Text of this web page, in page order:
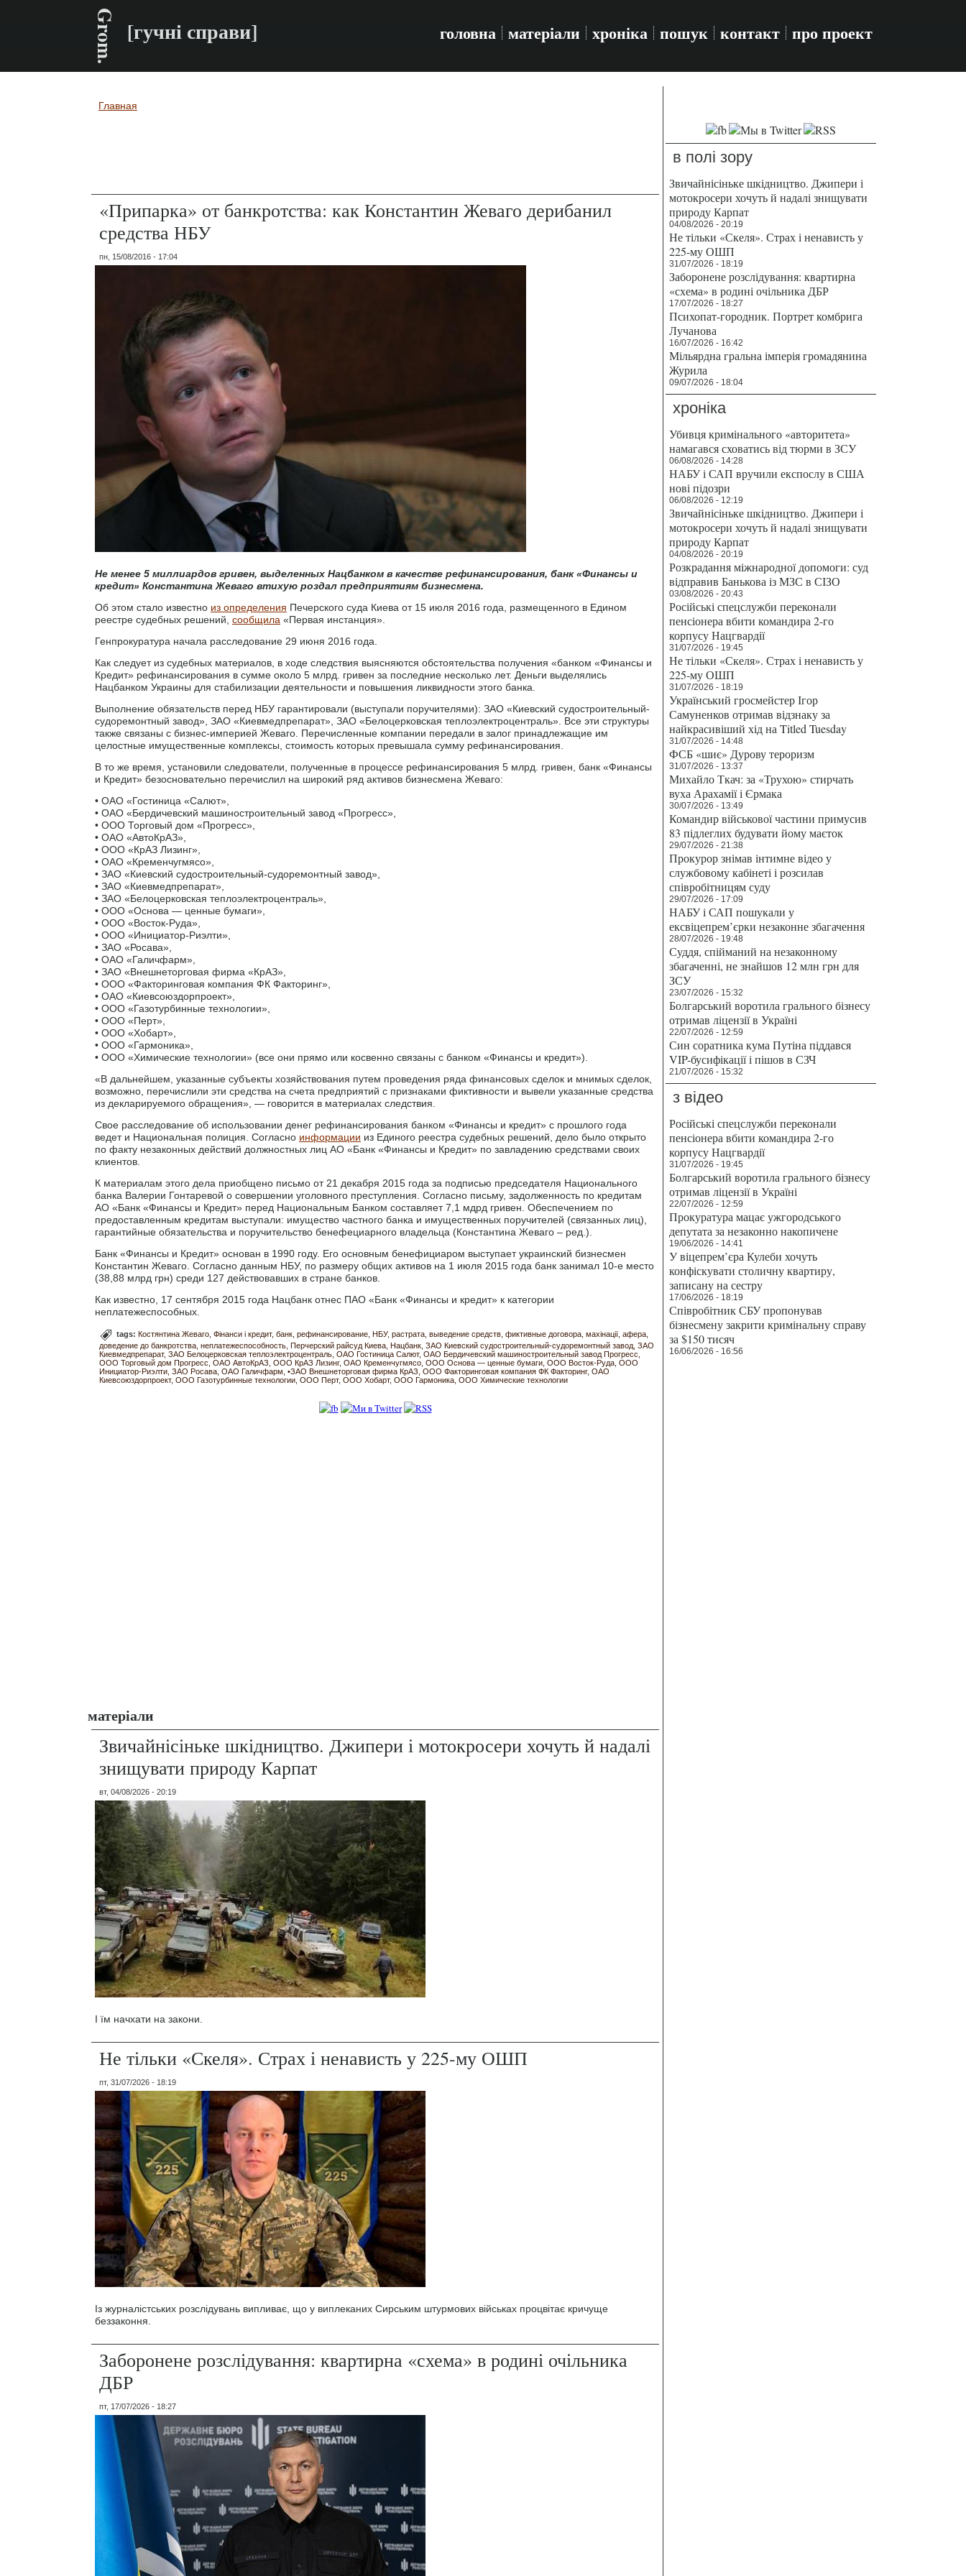
Grom. [гучні справи] головна матеріали хроніка пошук контакт про проект
Вы здесь
Главная
«Припарка» от банкротства: как Константин Жеваго дерибанил
средства НБУ
пн, 15/08/2016 - 17:04
Не менее 5 миллиардов гривен, выделенных Нацбанком в качестве рефинансирования, банк «Финансы и
кредит» Константина Жеваго втихую роздал предприятиям бизнесмена.
Об этом стало известно из определения Печерского суда Киева от 15 июля 2016 года, размещенного в Едином
реестре судебных решений, сообщила «Первая инстанция».
Генпрокуратура начала расследование 29 июня 2016 года.
Как следует из судебных материалов, в ходе следствия выясняются обстоятельства получения «банком «Финансы и
Кредит» рефинансирования в сумме около 5 млрд. гривен за последние несколько лет. Деньги выделялись
Нацбанком Украины для стабилизации деятельности и повышения ликвидности этого банка.
Выполнение обязательств перед НБУ гарантировали (выступали поручителями): ЗАО «Киевский судостроительный-
судоремонтный завод», ЗАО «Киевмедпрепарат», ЗАО «Белоцерковская теплоэлектроцентраль». Все эти структуры
также связаны с бизнес-империей Жеваго. Перечисленные компании передали в залог принадлежащие им
целостные имущественные комплексы, стоимость которых превышала сумму рефинансирования.
В то же время, установили следователи, полученные в процессе рефинансирования 5 млрд. гривен, банк «Финансы
и Кредит» безосновательно перечислил на широкий ряд активов бизнесмена Жеваго:
• ОАО «Гостиница «Салют»,
• ОАО «Бердичевский машиностроительный завод «Прогресс»,
• ООО Торговый дом «Прогресс»,
• ОАО «АвтоКрАЗ»,
• ООО «КрАЗ Лизинг»,
• ОАО «Кременчугмясо»,
• ЗАО «Киевский судостроительный-судоремонтный завод»,
• ЗАО «Киевмедпрепарат»,
• ЗАО «Белоцерковская теплоэлектроцентраль»,
• ООО «Основа — ценные бумаги»,
• ООО «Восток-Руда»,
• ООО «Инициатор-Риэлти»,
• ЗАО «Росава»,
• ОАО «Галичфарм»,
• ЗАО «Внешнеторговая фирма «КрАЗ»,
• ООО «Факторинговая компания ФК Факторинг»,
• ОАО «Киевсоюздорпроект»,
• ООО «Газотурбинные технологии»,
• ООО «Перт»,
• ООО «Хобарт»,
• ООО «Гармоника»,
• ООО «Химические технологии» (все они прямо или косвенно связаны с банком «Финансы и кредит»).
«В дальнейшем, указанные субъекты хозяйствования путем проведения ряда финансовых сделок и мнимых сделок,
возможно, перечислили эти средства на счета предприятий с признаками фиктивности и вывели указанные средства
из декларируемого обращения», — говорится в материалах следствия.
Свое расследование об использовании денег рефинансирования банком «Финансы и кредит» с прошлого года
ведет и Национальная полиция. Согласно информации из Единого реестра судебных решений, дело было открыто
по факту незаконных действий должностных лиц АО «Банк «Финансы и Кредит» по завладению средствами своих
клиентов.
К материалам этого дела приобщено письмо от 21 декабря 2015 года за подписью председателя Национального
банка Валерии Гонтаревой о совершении уголовного преступления. Согласно письму, задолженность по кредитам
АО «Банк «Финансы и Кредит» перед Национальным Банком составляет 7,1 мдрд гривен. Обеспечением по
предоставленным кредитам выступали: имущество частного банка и имущественных поручителей (связанных лиц),
гарантийные обязательства и поручительство бенефециарного владельца (Константина Жеваго – ред.).
Банк «Финансы и Кредит» основан в 1990 году. Его основным бенефициаром выступает украинский бизнесмен
Константин Жеваго. Согласно данным НБУ, по размеру общих активов на 1 июля 2015 года банк занимал 10-е место
(38,88 млрд грн) среди 127 действовавших в стране банков.
Как известно, 17 сентября 2015 года Нацбанк отнес ПАО «Банк «Финансы и кредит» к категории
неплатежеспособных.
tags: Костянтина Жеваго Фінанси і кредит банк рефинансирование НБУ растрата выведение средств фиктивные договора махінації афера
доведение до банкротства неплатежеспособность Перчерский райсуд Киева Нацбанк ЗАО Киевский судостроительный-судоремонтный завод ЗАО
Киевмедпрепарат ЗАО Белоцерковская теплоэлектроцентраль ОАО Гостиница Салют ОАО Бердичевский машиностроительный завод Прогресс
ООО Торговый дом Прогресс ОАО АвтоКрАЗ ООО КрАЗ Лизинг ОАО Кременчугмясо ООО Основа — ценные бумаги ООО Восток-Руда ООО
Инициатор-Риэлти ЗАО Росава ОАО Галичфарм •ЗАО Внешнеторговая фирма КрАЗ ООО Факторинговая компания ФК Факторинг ОАО
Киевсоюздорпроект ООО Газотурбинные технологии ООО Перт ООО Хобарт ООО Гармоника ООО Химические технологии
матеріали
Звичайнісіньке шкідництво. Джипери і мотокросери хочуть й надалі
знищувати природу Карпат
вт, 04/08/2026 - 20:19
І їм начхати на закони.
Не тільки «Скеля». Страх і ненависть у 225-му ОШП
пт, 31/07/2026 - 18:19
Із журналістських розслідувань випливає, що у виплеканих Сирським штурмових військах процвітає кричуще
беззаконня.
Заборонене розслідування: квартирна «схема» в родині очільника
ДБР
пт, 17/07/2026 - 18:27
в полі зору
Звичайнісіньке шкідництво. Джипери і
мотокросери хочуть й надалі знищувати
природу Карпат
04/08/2026 - 20:19
Не тільки «Скеля». Страх і ненависть у
225-му ОШП
31/07/2026 - 18:19
Заборонене розслідування: квартирна
«схема» в родині очільника ДБР
17/07/2026 - 18:27
Психопат-городник. Портрет комбрига
Лучанова
16/07/2026 - 16:42
Мільярдна гральна імперія громадянина
Журила
09/07/2026 - 18:04
хроніка
Убивця кримінального «авторитета»
намагався сховатись від тюрми в ЗСУ
06/08/2026 - 14:28
НАБУ і САП вручили експослу в США
нові підозри
06/08/2026 - 12:19
Звичайнісіньке шкідництво. Джипери і
мотокросери хочуть й надалі знищувати
природу Карпат
04/08/2026 - 20:19
Розкрадання міжнародної допомоги: суд
відправив Банькова із МЗС в СІЗО
03/08/2026 - 20:43
Російські спецслужби переконали
пенсіонера вбити командира 2-го
корпусу Нацгвардії
31/07/2026 - 19:45
Не тільки «Скеля». Страх і ненависть у
225-му ОШП
31/07/2026 - 18:19
Український гросмейстер Ігор
Самуненков отримав відзнаку за
найкрасивіший хід на Titled Tuesday
31/07/2026 - 14:48
ФСБ «шиє» Дурову тероризм
31/07/2026 - 13:37
Михайло Ткач: за «Трухою» стирчать
вуха Арахамії і Єрмака
30/07/2026 - 13:49
Командир військової частини примусив
83 підлеглих будувати йому маєток
29/07/2026 - 21:38
Прокурор знімав інтимне відео у
службовому кабінеті і розсилав
співробітницям суду
29/07/2026 - 17:09
НАБУ і САП пошукали у
ексвіцепрем’єрки незаконне збагачення
28/07/2026 - 19:48
Суддя, спійманий на незаконному
збагаченні, не знайшов 12 млн грн для
ЗСУ
23/07/2026 - 15:32
Болгарський воротила грального бізнесу
отримав ліцензії в Україні
22/07/2026 - 12:59
Син соратника кума Путіна піддався
VIP-бусифікації і пішов в СЗЧ
21/07/2026 - 15:32
з відео
Російські спецслужби переконали
пенсіонера вбити командира 2-го
корпусу Нацгвардії
31/07/2026 - 19:45
Болгарський воротила грального бізнесу
отримав ліцензії в Україні
22/07/2026 - 12:59
Прокуратура мацає ужгородського
депутата за незаконно накопичене
19/06/2026 - 14:41
У віцепрем’єра Кулеби хочуть
конфіскувати столичну квартиру,
записану на сестру
17/06/2026 - 18:19
Співробітник СБУ пропонував
бізнесмену закрити кримінальну справу
за $150 тисяч
16/06/2026 - 16:56